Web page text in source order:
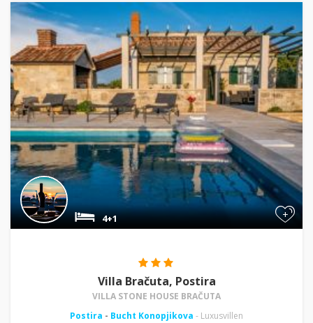
+
4+1
Villa Bračuta, Postira
VILLA STONE HOUSE BRAČUTA
Postira - Bucht Konopjikova - Luxusvillen